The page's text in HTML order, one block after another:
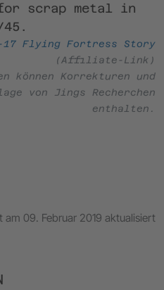
scrap metal in
45.
17 Flying Fortress Story
(Affiliate-Link)
können Korrekturen und
von Jings Recherchen
enthalten.
am 09. Februar 2019 aktualisiert